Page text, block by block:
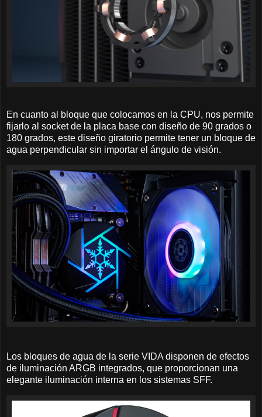
En cuanto al bloque que colocamos en la CPU, nos permite
fijarlo al socket de la placa base con diseño de 90 grados o
180 grados, este diseño giratorio permite tener un bloque de
agua perpendicular sin importar el ángulo de visión.
Los bloques de agua de la serie VIDA disponen de efectos
de iluminación ARGB integrados, que proporcionan una
elegante iluminación interna en los sistemas SFF.